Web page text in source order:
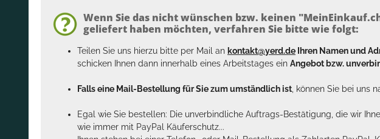
Wenn Sie das nicht wünschen bzw. keinen
geliefert haben möchten, verfahren Sie bitte wie folgt:
Teilen Sie uns hierzu bitte per Mail an kontakt@yerd.de Ihren Namen und
schicken Ihnen dann innerhalb eines Arbeitstages ein Angebot bzw.
Falls eine Mail-Bestellung für Sie zum umständlich ist , können Sie bei uns
Egal wie Sie bestellen: Die unverbindliche Auftrags-Bestätigung, die wir
wie immer mit PayPal Käuferschutz...